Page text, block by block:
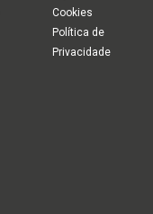
Cookies
Política de
Privacidade